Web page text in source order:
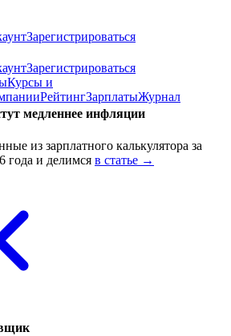
Зарегистрироваться
Зарегистрироваться
Курсы и
РейтингЗарплатыЖурнал
медленнее инфляции
из зарплатного калькулятора за
года и делимся в статье →